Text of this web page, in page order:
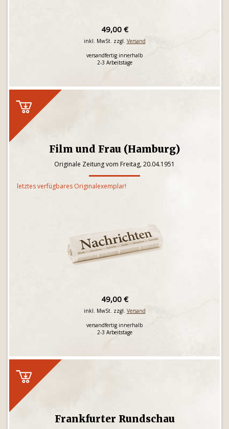
49,00 €
inkl. MwSt. zzgl. Versand
versandfertig innerhalb
2-3 Arbeitstage
Film und Frau (Hamburg)
Originale Zeitung vom Freitag, 20.04.1951
letztes verfügbares Originalexemplar!
49,00 €
inkl. MwSt. zzgl. Versand
versandfertig innerhalb
2-3 Arbeitstage
Frankfurter Rundschau